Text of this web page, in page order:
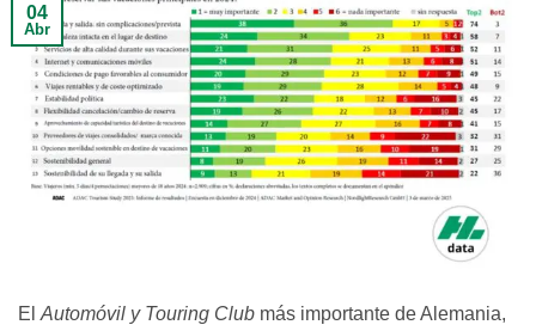
04
Abr
El Automóvil y Touring Club más importante de Alemania,